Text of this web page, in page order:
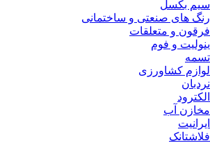
سیم بکسل
رنگ های صنعتی و ساختمانی
فرقون و متعلقات
ینولیت و فوم
تسمه
لوازم کشاورزی
نردبان
الکترود
مخازن آب
ایرانیت
فلاشتانک